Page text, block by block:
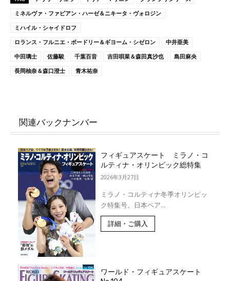
ミネルヴァ・ファビアン・ハーゼ＆ニキータ・ヴォロジン
ミハイル・シャイドロフ
ロランス・フルニエ・ボードリー＆ギヨーム・シゼロン
中井亜美
中田璃士
佐藤駿 千葉百音 吉田唄菜＆森田真沙也
島田麻央
長岡柚奈＆森口澄士
青木祐奈
関連バックナンバー
フィギュアスケート ミラノ・コ
ルティナ・オリンピック総特集
2026年3月27日
ミラノ・コルティナ冬季オリンピッ
ク特集号。日本ペア...
詳細・ご購入
ワールド・フィギュアスケート